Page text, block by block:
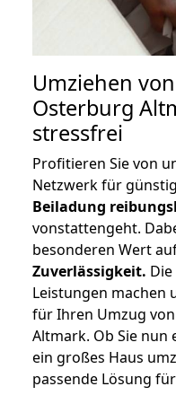
Umziehen von
Osterburg
stressfrei
Profitieren Sie von
Netzwerk für
Beiladung
vonstattengeht.
besonderen Wert
Zuverlässigkeit.
Leistungen machen
für Ihren Umzug
Altmark. Ob Sie nun
ein großes Haus
passende Lösung